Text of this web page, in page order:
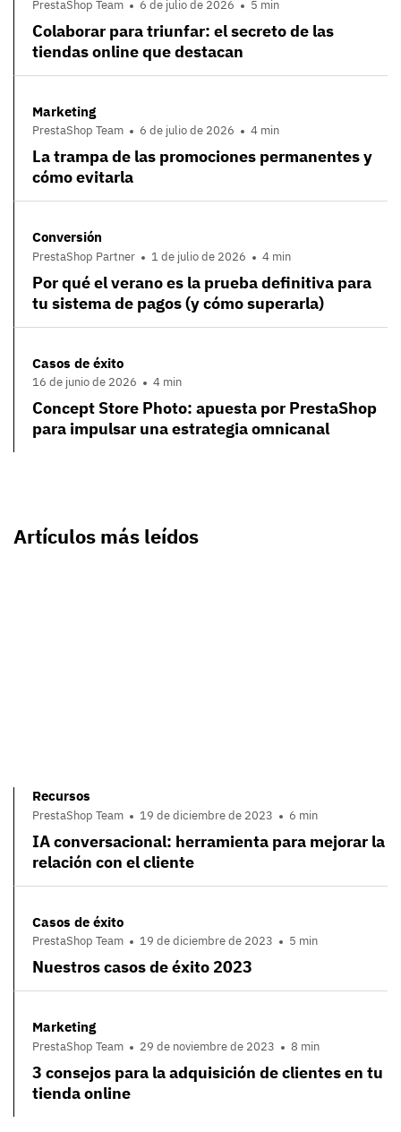
PrestaShop Team 6 de julio de 2026 5 min
Colaborar para triunfar: el secreto de las
tiendas online que destacan
Marketing
PrestaShop Team 6 de julio de 2026 4 min
La trampa de las promociones permanentes y
cómo evitarla
Conversión
PrestaShop Partner 1 de julio de 2026 4 min
Por qué el verano es la prueba definitiva para
tu sistema de pagos (y cómo superarla)
Casos de éxito
16 de junio de 2026 4 min
Concept Store Photo: apuesta por PrestaShop
para impulsar una estrategia omnicanal
Artículos más leídos
Recursos
PrestaShop Team 19 de diciembre de 2023 6 min
IA conversacional: herramienta para mejorar la
relación con el cliente
Casos de éxito
PrestaShop Team 19 de diciembre de 2023 5 min
Nuestros casos de éxito 2023
Marketing
PrestaShop Team 29 de noviembre de 2023 8 min
3 consejos para la adquisición de clientes en tu
tienda online